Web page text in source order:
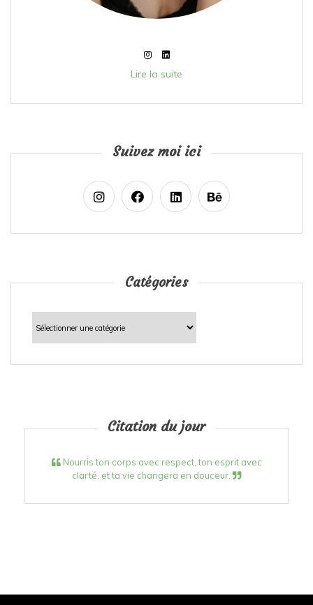
Lire la suite
Suivez moi ici
Catégories
Catégories
Citation du jour
Nourris ton corps avec respect, ton esprit avec
clarté, et ta vie changera en douceur.